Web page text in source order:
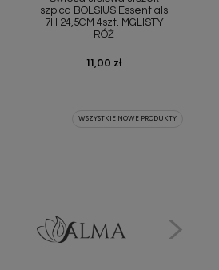
szpica BOLSIUS Essentials
7H 24,5CM 4szt. MGLISTY
RÓŻ
Cena
11,00 zł
WSZYSTKIE NOWE PRODUKTY